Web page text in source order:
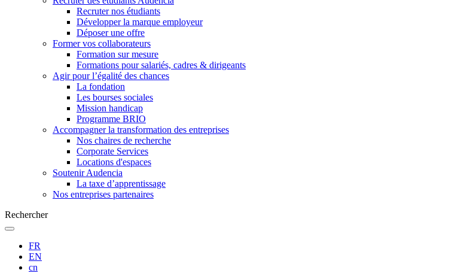
Recruter nos étudiants
Développer la marque employeur
Déposer une offre
Former vos collaborateurs
Formation sur mesure
Formations pour salariés, cadres & dirigeants
Agir pour l’égalité des chances
La fondation
Les bourses sociales
Mission handicap
Programme BRIO
Accompagner la transformation des entreprises
Nos chaires de recherche
Corporate Services
Locations d'espaces
Soutenir Audencia
La taxe d’apprentissage
Nos entreprises partenaires
Rechercher
FR
EN
cn